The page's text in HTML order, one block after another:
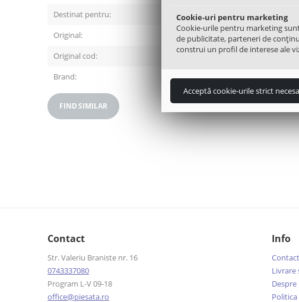
Destinat pentru:
Aragaz / Cuptor /
Original:
Da
Original cod:
108780
Brand:
Gorenje
FIND SIMILAR
Contact
Str. Valeriu Braniste nr. 16
0743337080
Program L-V 09-18
office@piesata.ro
Info
Livrare
Cookie-uri pentru marketing
Cookie-urile pentru marketing
de publicitate, parteneri de
construi un profil de interese ale
Acceptă cookie-urile strict